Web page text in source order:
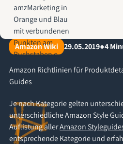
AMZ-Marketing.de - Amazon
Amazon Wiki 29.05.2019●4
Amazon Richtlinien für
Guides
Je nach Kategorie gelten
unterschiedliche Amazon Style
Auflistung allerAmazon
entsprechende Kategorie und